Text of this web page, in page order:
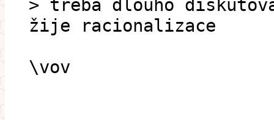
> třeba dlouho
žije racionalizace
\vov